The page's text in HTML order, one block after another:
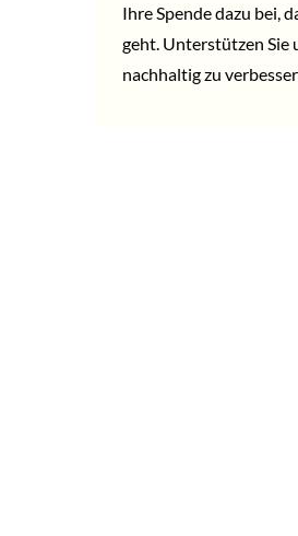
Ihre Spende dazu bei,
geht. Unterstützen Sie
nachhaltig zu